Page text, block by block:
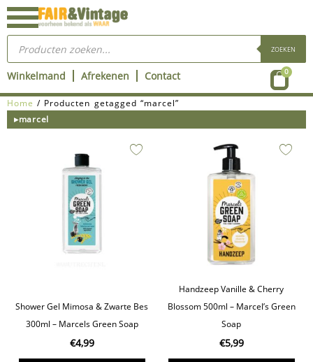
Ga
naar
inhoud
Producten
zoeken ZOEKEN
Winkelmand Afrekenen Contact 0
Home / Producten getagged “marcel”
▸marcel
Shower Gel Mimosa & Zwarte Bes
300ml – Marcels Green Soap
€4,99
Handzeep Vanille & Cherry
Blossom 500ml – Marcel’s Green
Soap
€5,99